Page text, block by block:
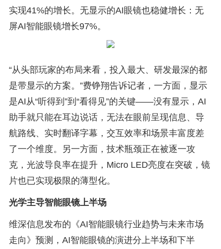
实现41%的增长。无显示的AI眼镜也稳健增长：无
屏AI智能眼镜增长97%。
“从头部玩家的布局来看，投入最大、研发最深的都
是带显示的方案。”费铮翔告诉记者，一方面，显示
是AI从“听得到”到“看得见”的关键——没有显示，AI
助手就只能在耳边说话，无法在眼前呈现信息、导
航路线、实时翻译字幕，交互效率和场景丰富度差
了一个维度。另一方面，技术瓶颈正在被逐一攻
克，光波导良率在提升，Micro LED亮度在突破，镜
片也已实现极限的薄型化。
光学主导智能眼镜上半场
维深信息发布的《AI智能眼镜行业趋势与未来市场
走向》预测，AI智能眼镜的演进分上半场和下半